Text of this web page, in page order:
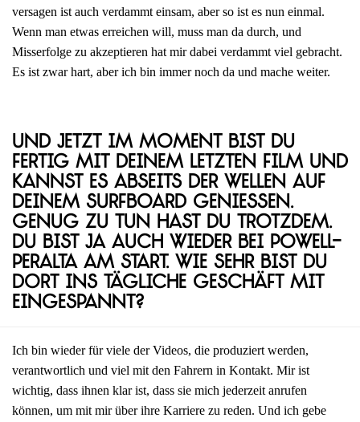
versagen ist auch verdammt einsam, aber so ist es nun einmal.
Wenn man etwas erreichen will, muss man da durch, und
Misserfolge zu akzeptieren hat mir dabei verdammt viel gebracht.
Es ist zwar hart, aber ich bin immer noch da und mache weiter.
Und jetzt im Moment bist du
fertig mit deinem letzten Film und
kannst es abseits der Wellen auf
deinem Surfboard genießen.
Genug zu tun hast du trotzdem.
Du bist ja auch wieder bei Powell-
Peralta am Start. Wie sehr bist du
dort ins tägliche Geschäft mit
eingespannt?
Ich bin wieder für viele der Videos, die produziert werden,
verantwortlich und viel mit den Fahrern in Kontakt. Mir ist
wichtig, dass ihnen klar ist, dass sie mich jederzeit anrufen
können, um mit mir über ihre Karriere zu reden. Und ich gebe